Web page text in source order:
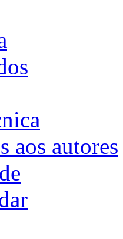
aos autores